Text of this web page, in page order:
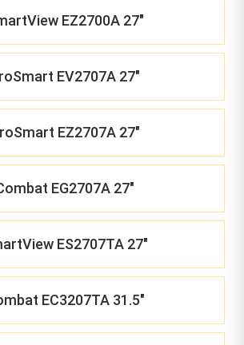
EZ2700A 27"
EV2707A 27"
EZ2707A 27"
EG2707A 27"
ES2707TA 27"
EC3207TA 31.5"